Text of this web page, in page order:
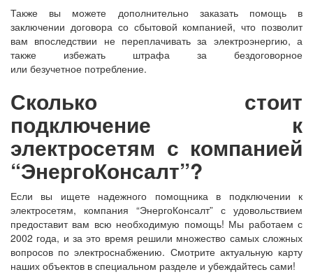
Также вы можете дополнительно заказать помощь в
заключении договора со сбытовой компанией, что позволит
вам впоследствии не переплачивать за электроэнергию, а
также избежать штрафа за бездоговорное
или безучетное потребление.
Сколько стоит
подключение к
электросетям с компанией
“ЭнергоКонсалт”?
Если вы ищете надежного помощника в подключении к
электросетям, компания “ЭнергоКонсалт” с удовольствием
предоставит вам всю необходимую помощь! Мы работаем с
2002 года, и за это время решили множество самых сложных
вопросов по электроснабжению. Смотрите актуальную карту
наших объектов в специальном разделе и убеждайтесь сами!